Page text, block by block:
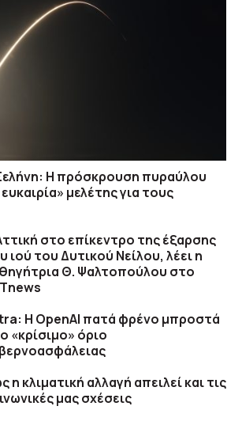
Η πρόσκρουση πυραύλου
μελέτης για τους
στο επίκεντρο της έξαρσης
ιού του Δυτικού Νείλου, λέει η
Θ. Ψαλτοπούλου στο
Η OpenAI πατά φρένο μπροστά
«κρίσιμο» όριο
η κλιματική αλλαγή απειλεί και τις
μας σχέσεις